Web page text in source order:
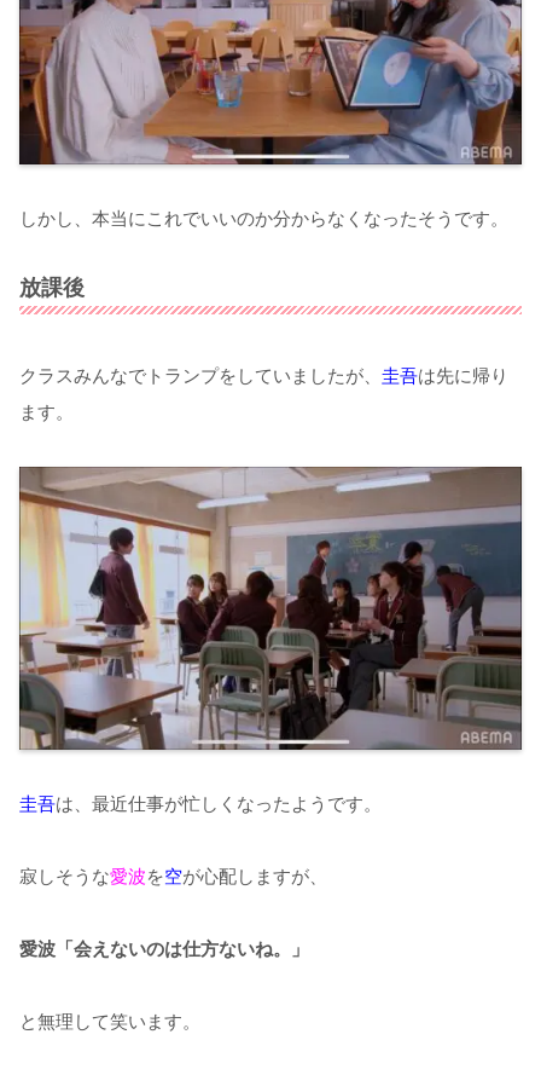
しかし、本当にこれでいいのか分からなくなったそうです。
放課後
クラスみんなでトランプをしていましたが、 圭吾は先に帰り
ます。
圭吾は、最近仕事が忙しくなったようです。
寂しそうな愛波を空が心配しますが、
愛波「会えないのは仕方ないね。」
と無理して笑います。